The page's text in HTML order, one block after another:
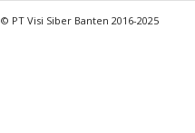
© PT Visi Siber Banten 2016-2025